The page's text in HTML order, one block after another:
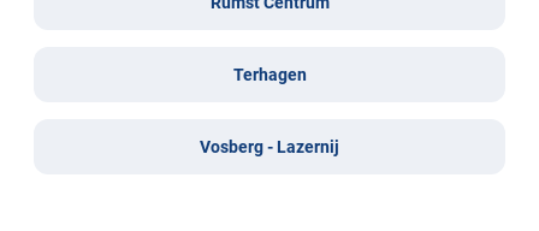
Terhagen
Vosberg - Lazernij